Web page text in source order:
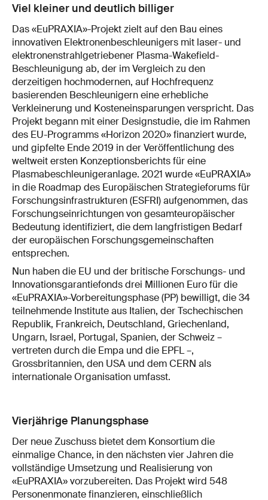
Viel kleiner und deutlich billiger
Das «EuPRAXIA»-Projekt zielt auf den Bau eines
innovativen Elektronenbeschleunigers mit laser- und
elektronenstrahlgetriebener Plasma-Wakefield-
Beschleunigung ab, der im Vergleich zu den
derzeitigen hochmodernen, auf Hochfrequenz
basierenden Beschleunigern eine erhebliche
Verkleinerung und Kosteneinsparungen verspricht. Das
Projekt begann mit einer Designstudie, die im Rahmen
des EU-Programms «Horizon 2020» finanziert wurde,
und gipfelte Ende 2019 in der Veröffentlichung des
weltweit ersten Konzeptionsberichts für eine
Plasmabeschleunigeranlage. 2021 wurde «EuPRAXIA»
in die Roadmap des Europäischen Strategieforums für
Forschungsinfrastrukturen (ESFRI) aufgenommen, das
Forschungseinrichtungen von gesamteuropäischer
Bedeutung identifiziert, die dem langfristigen Bedarf
der europäischen Forschungsgemeinschaften
entsprechen.
Nun haben die EU und der britische Forschungs- und
Innovationsgarantiefonds drei Millionen Euro für die
«EuPRAXIA»-Vorbereitungsphase (PP) bewilligt, die 34
teilnehmende Institute aus Italien, der Tschechischen
Republik, Frankreich, Deutschland, Griechenland,
Ungarn, Israel, Portugal, Spanien, der Schweiz –
vertreten durch die Empa und die EPFL –,
Grossbritannien, den USA und dem CERN als
internationale Organisation umfasst.
Vierjährige Planungsphase
Der neue Zuschuss bietet dem Konsortium die
einmalige Chance, in den nächsten vier Jahren die
vollständige Umsetzung und Realisierung von
«EuPRAXIA» vorzubereiten. Das Projekt wird 548
Personenmonate finanzieren, einschließlich